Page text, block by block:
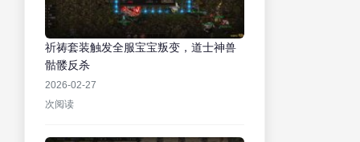
祈祷套装触发全服宝宝叛变，道士神兽
骷髅反杀
2026-02-27
次阅读